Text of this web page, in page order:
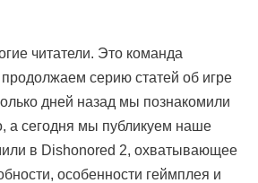
читатели. Это команда
серию статей об игре
дней назад мы познакомили
а сегодня мы публикуем наше
в Dishonored 2, охватывающее
особенности геймплея и